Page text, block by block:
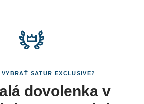
SATUR EXCLUSIVE?
dovolenka v